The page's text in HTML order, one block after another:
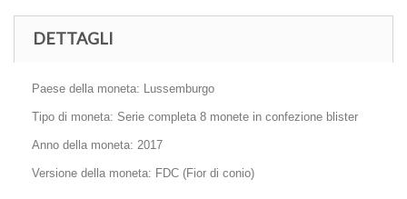
DETTAGLI
Paese della moneta: Lussemburgo
Tipo di moneta: Serie completa 8 monete in confezione blister
Anno della moneta: 2017
Versione della moneta: FDC (Fior di conio)